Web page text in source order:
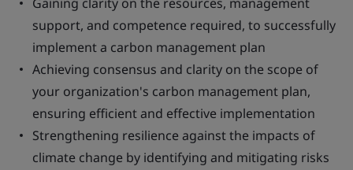
support, and competence required, to successfully
implement a carbon management plan
Achieving consensus and clarity on the scope of
your organization's carbon management plan,
ensuring efficient and effective implementation
Strengthening resilience against the impacts of
climate change by identifying and mitigating risks